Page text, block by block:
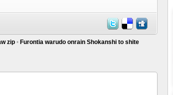
zip • Furontia warudo onrain Shokanshi to shite